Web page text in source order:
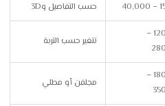
حسب التفاصيل و3D
120,000 –
تتغير حسب التربة
180,000 –
مجلفن أو مطلي